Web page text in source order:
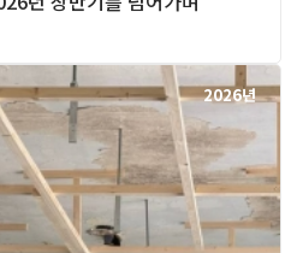
2026년